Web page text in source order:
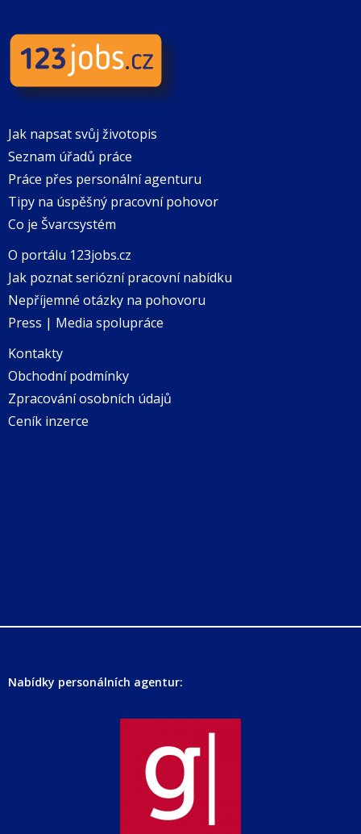
Jak napsat svůj životopis
Seznam úřadů práce
Práce přes personální agenturu
Tipy na úspěšný pracovní pohovor
Co je Švarcsystém
O portálu 123jobs.cz
Jak poznat seriózní pracovní nabídku
Nepříjemné otázky na pohovoru
Press | Media spolupráce
Kontakty
Obchodní podmínky
Zpracování osobních údajů
Ceník inzerce
Nabídky personálních agentur: